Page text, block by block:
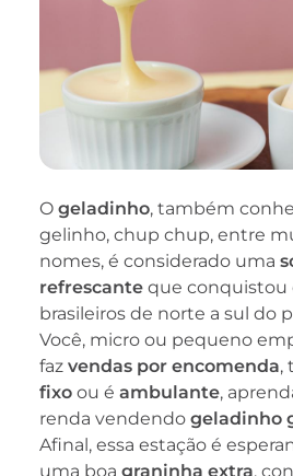
O geladinho, também
gelinho, chup chup, entre
nomes, é considerado uma
refrescante que conquistou
brasileiros de norte a sul do
Você, micro ou pequeno
faz vendas por encomenda,
fixo ou é ambulante,
renda vendendo geladinho
Afinal, essa estação é
uma boa graninha extra,